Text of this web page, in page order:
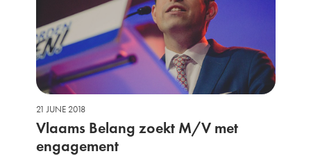
21 JUNE 2018
Vlaams Belang zoekt M/V met
engagement